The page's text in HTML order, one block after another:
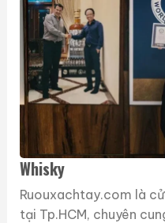
Whisky
Ruouxachtay.com là
tại Tp.HCM, chuyên